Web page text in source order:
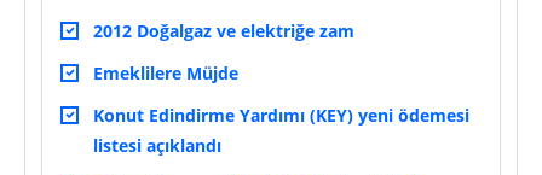
2012 Doğalgaz ve elektriğe zam
Emeklilere Müjde
Konut Edindirme Yardımı (KEY) yeni ödemesi
listesi açıklandı